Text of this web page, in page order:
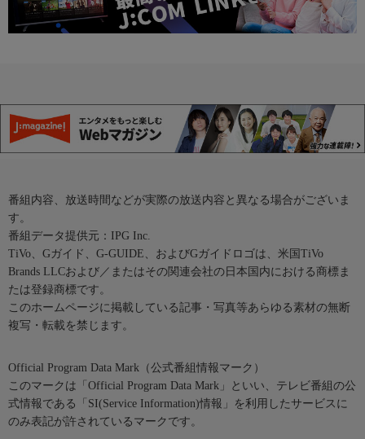
番組内容、放送時間などが実際の放送内容と異なる場合がございま
す。
番組データ提供元：IPG Inc.
TiVo、Gガイド、G-GUIDE、およびGガイドロゴは、米国TiVo
Brands LLCおよび／またはその関連会社の日本国内における商標ま
たは登録商標です。
このホームページに掲載している記事・写真等あらゆる素材の無断
複写・転載を禁じます。
Official Program Data Mark（公式番組情報マーク）
このマークは「Official Program Data Mark」といい、テレビ番組の公
式情報である「SI(Service Information)情報」を利用したサービスに
のみ表記が許されているマークです。